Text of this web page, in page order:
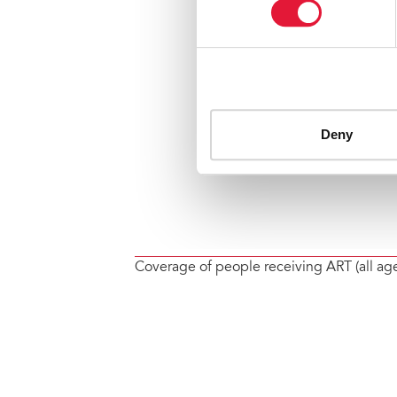
Coverage of people receiving ART (all